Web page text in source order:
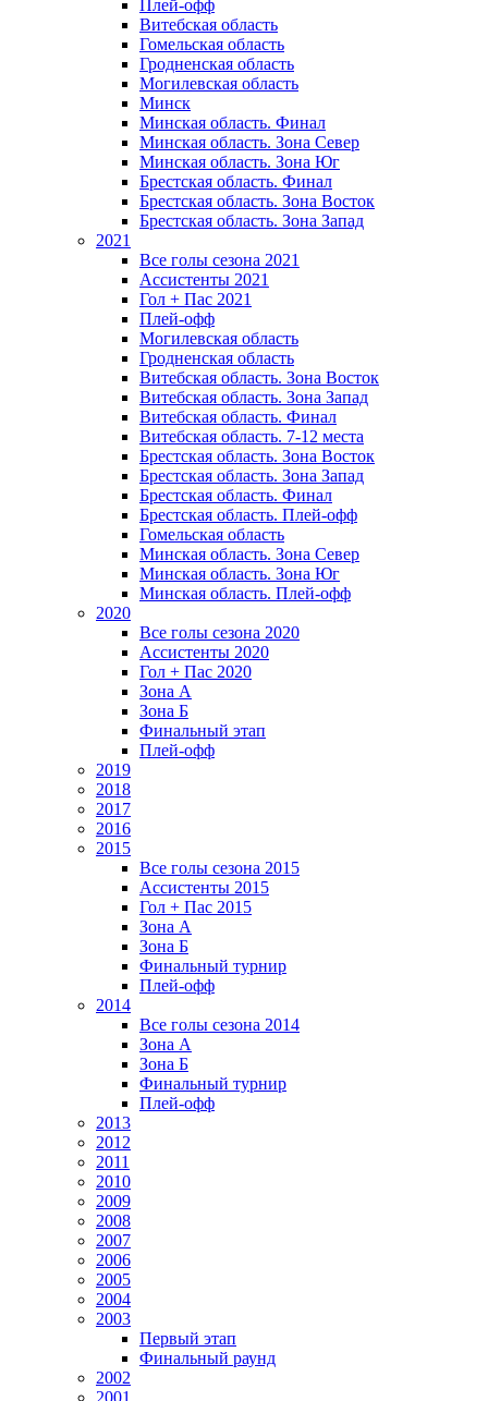
Плей-офф
Витебская область
Гомельская область
Гродненская область
Могилевская область
Минск
Mинская область. Финал
Минская область. Зона Север
Минская область. Зона Юг
Брестская область. Финал
Брестская область. Зона Восток
Брестская область. Зона Запад
2021
Все голы сезона 2021
Ассистенты 2021
Гол + Пас 2021
Плей-офф
Могилевская область
Гродненская область
Витебская область. Зона Восток
Витебская область. Зона Запад
Витебская область. Финал
Витебская область. 7-12 места
Брестская область. Зона Восток
Брестская область. Зона Запад
Брестская область. Финал
Брестская область. Плей-офф
Гомельская область
Минская область. Зона Север
Минская область. Зона Юг
Минская область. Плей-офф
2020
Все голы сезона 2020
Ассистенты 2020
Гол + Пас 2020
Зона А
Зона Б
Финальный этап
Плей-офф
2019
2018
2017
2016
2015
Все голы сезона 2015
Ассистенты 2015
Гол + Пас 2015
Зона А
Зона Б
Финальный турнир
Плей-офф
2014
Все голы сезона 2014
Зона А
Зона Б
Финальный турнир
Плей-офф
2013
2012
2011
2010
2009
2008
2007
2006
2005
2004
2003
Первый этап
Финальный раунд
2002
2001